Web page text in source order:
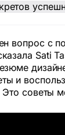
вопрос с
Sati
и
советы